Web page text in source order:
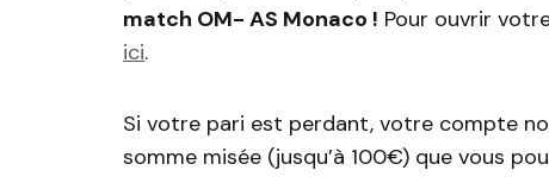
match OM- AS Monaco ! Pour ouvrir
ici.
Si votre pari est perdant, votre compte
somme misée (jusqu’à 100€) que vous